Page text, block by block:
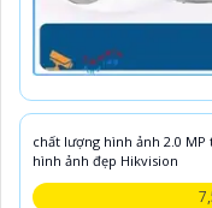
chất lượng hình ảnh 2.0 MP
hình ảnh đẹp Hikvision